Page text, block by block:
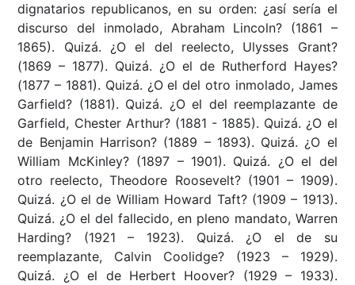
dignatarios republicanos, en su orden: ¿así sería el
discurso del inmolado, Abraham Lincoln? (1861 –
1865). Quizá. ¿O el del reelecto, Ulysses Grant?
(1869 – 1877). Quizá. ¿O el de Rutherford Hayes?
(1877 – 1881). Quizá. ¿O el del otro inmolado, James
Garfield? (1881). Quizá. ¿O el del reemplazante de
Garfield, Chester Arthur? (1881 - 1885). Quizá. ¿O el
de Benjamin Harrison? (1889 – 1893). Quizá. ¿O el
William McKinley? (1897 – 1901). Quizá. ¿O el del
otro reelecto, Theodore Roosevelt? (1901 – 1909).
Quizá. ¿O el de William Howard Taft? (1909 – 1913).
Quizá. ¿O el del fallecido, en pleno mandato, Warren
Harding? (1921 – 1923). Quizá. ¿O el de su
reemplazante, Calvin Coolidge? (1923 – 1929).
Quizá. ¿O el de Herbert Hoover? (1929 – 1933).